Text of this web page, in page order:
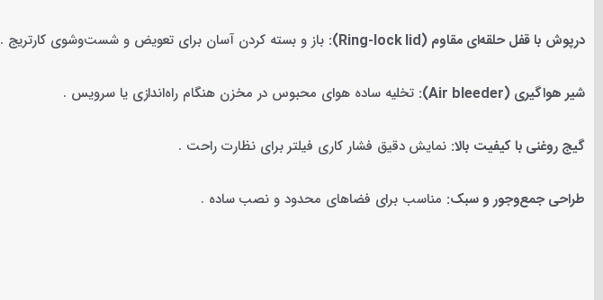
درپوش با قفل حلقه‌ای مقاوم (Ring-lock lid): باز و بسته کردن آسان برای تعویض و شست‌وشوی کارتریج .
شیر هواگیری (Air bleeder): تخلیه ساده هوای محبوس در مخزن هنگام راه‌اندازی یا سرویس .
گیج روغنی با کیفیت بالا: نمایش دقیق فشار کاری فیلتر برای نظارت راحت .
طراحی جمع‌وجور و سبک: مناسب برای فضاهای محدود و نصب ساده .